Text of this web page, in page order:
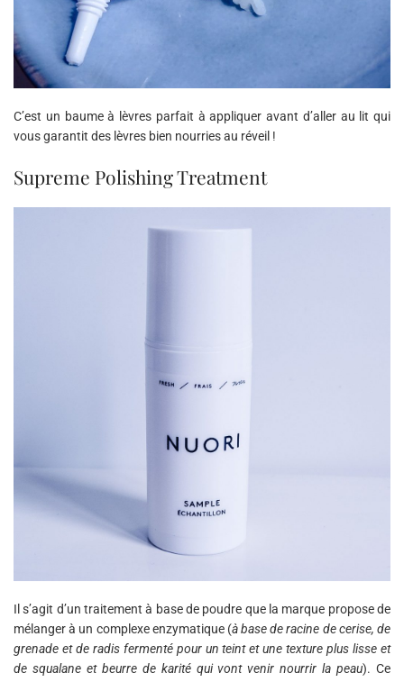
C’est un baume à lèvres parfait à appliquer avant d’aller au lit qui
vous garantit des lèvres bien nourries au réveil !
Supreme Polishing Treatment
Il s’agit d’un traitement à base de poudre que la marque propose de
mélanger à un complexe enzymatique (à base de racine de cerise, de
grenade et de radis fermenté pour un teint et une texture plus lisse et
de squalane et beurre de karité qui vont venir nourrir la peau). Ce